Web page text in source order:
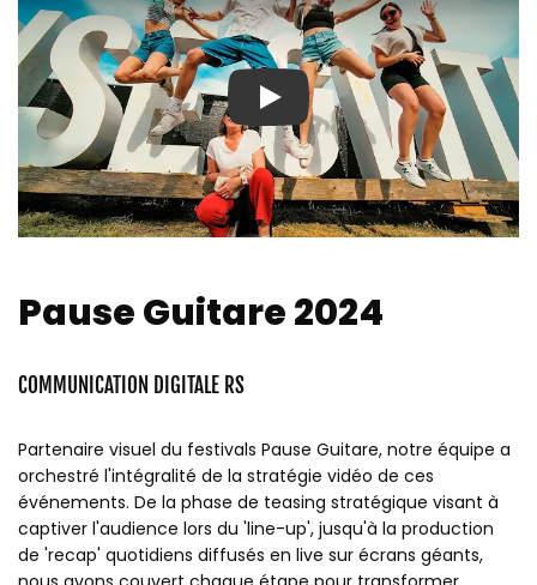
Play
Pause Guitare 2024
COMMUNICATION DIGITALE RS
Partenaire visuel du festivals Pause Guitare, notre équipe a
orchestré l'intégralité de la stratégie vidéo de ces
événements. De la phase de teasing stratégique visant à
captiver l'audience lors du 'line-up', jusqu'à la production
de 'recap' quotidiens diffusés en live sur écrans géants,